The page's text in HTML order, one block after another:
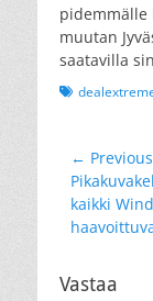
pidemmälle
muutan
saatavilla
Tags
selaus
← Previous
Previous
post:
kaikki
Vastaa